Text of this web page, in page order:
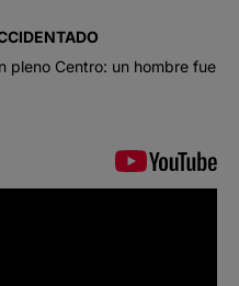
pleno Centro: un hombre fue